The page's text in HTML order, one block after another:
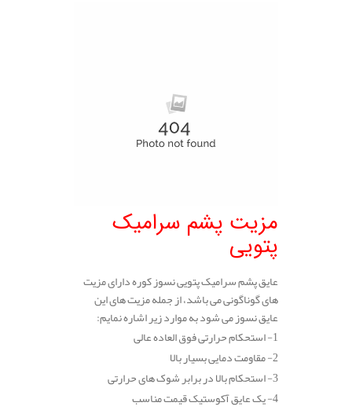
مزیت پشم سرامیک
پتویی
عایق پشم سرامیک پتویی نسوز کوره دارای مزیت
های گوناگونی می باشد، از جمله مزیت های این
عایق نسوز می شود به موارد زیر اشاره نمایم:
1- استحکام حرارتی فوق العاده عالی
2- مقاومت دمایی بسیار بالا
3- استحکام بالا در برابر شوک های حرارتی
4- یک عایق آکوستیک قیمت مناسب